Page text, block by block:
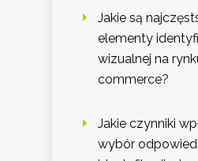
Jakie są
elementy
wizualnej na
commerce?
Jakie czynniki
wybór